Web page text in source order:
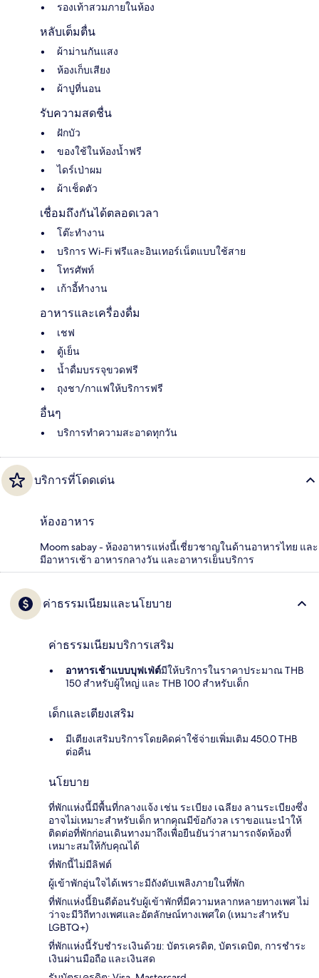
รองเท้าสวมภายในห้อง
หลับเต็มตื่น
ผ้าม่านกันแสง
ห้องเก็บเสียง
ผ้าปูที่นอน
รับความสดชื่น
ฝักบัว
ของใช้ในห้องน้ำฟรี
ไดร์เป่าผม
ผ้าเช็ดตัว
เชื่อมถึงกันได้ตลอดเวลา
โต๊ะทำงาน
บริการ Wi-Fi ฟรีและอินเทอร์เน็ตแบบใช้สาย
โทรศัพท์
เก้าอี้ทำงาน
อาหารและเครื่องดื่ม
เชฟ
ตู้เย็น
น้ำดื่มบรรจุขวดฟรี
ถุงชา/กาแฟให้บริการฟรี
อื่นๆ
บริการทำความสะอาดทุกวัน
บริการที่โดดเด่น
ห้องอาหาร
Moom sabay - ห้องอาหารแห่งนี้เชี่ยวชาญในด้านอาหารไทย และ
มีอาหารเช้า อาหารกลางวัน และอาหารเย็นบริการ
ค่าธรรมเนียมและนโยบาย
ค่าธรรมเนียมบริการเสริม
อาหารเช้าแบบบุฟเฟ่ต์มีให้บริการในราคาประมาณ THB
150 สำหรับผู้ใหญ่ และ THB 100 สำหรับเด็ก
เด็กและเตียงเสริม
มีเตียงเสริมบริการโดยคิดค่าใช้จ่ายเพิ่มเติม 450.0 THB
ต่อคืน
นโยบาย
ที่พักแห่งนี้มีพื้นที่กลางแจ้ง เช่น ระเบียง เฉลียง ลานระเบียงซึ่ง
อาจไม่เหมาะสำหรับเด็ก หากคุณมีข้อกังวล เราขอแนะนำให้
ติดต่อที่พักก่อนเดินทางมาถึงเพื่อยืนยันว่าสามารถจัดห้องที่
เหมาะสมให้กับคุณได้
ที่พักนี้ไม่มีลิฟต์
ผู้เข้าพักอุ่นใจได้เพราะมีถังดับเพลิงภายในที่พัก
ที่พักแห่งนี้ยินดีต้อนรับผู้เข้าพักที่มีความหลากหลายทางเพศ ไม่
ว่าจะมีวิถีทางเพศและอัตลักษณ์ทางเพศใด (เหมาะสำหรับ
LGBTQ+)
ที่พักแห่งนี้รับชำระเงินด้วย: บัตรเครดิต, บัตรเดบิต, การชำระ
เงินผ่านมือถือ และเงินสด